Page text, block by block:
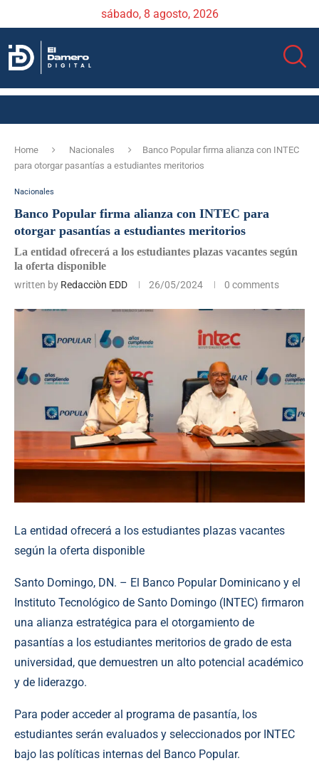
sábado, 8 agosto, 2026
Home Nacionales
Banco Popular firma alianza con INTEC
para otorgar pasantías a estudiantes meritorios
Nacionales
Banco Popular firma alianza con INTEC para
otorgar pasantías a estudiantes meritorios
La entidad ofrecerá a los estudiantes plazas vacantes según
la oferta disponible
written by Redacciòn EDD 26/05/2024 0 comments
La entidad ofrecerá a los estudiantes plazas vacantes
según la oferta disponible
Santo Domingo, DN. – El Banco Popular Dominicano y el
Instituto Tecnológico de Santo Domingo (INTEC) firmaron
una alianza estratégica para el otorgamiento de
pasantías a los estudiantes meritorios de grado de esta
universidad, que demuestren un alto potencial académico
y de liderazgo.
Para poder acceder al programa de pasantía, los
estudiantes serán evaluados y seleccionados por INTEC
bajo las políticas internas del Banco Popular.